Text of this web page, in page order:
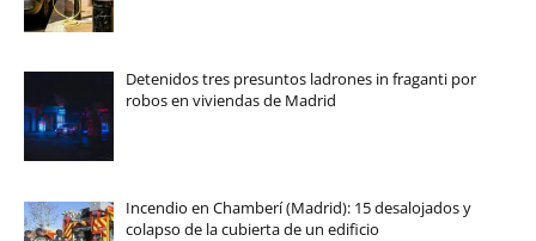
Detenidos tres presuntos ladrones in fraganti por
robos en viviendas de Madrid
Incendio en Chamberí (Madrid): 15 desalojados y
colapso de la cubierta de un edificio